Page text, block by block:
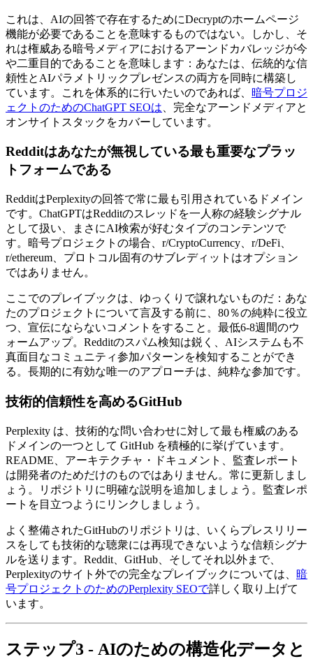
これは、AIの回答で存在するためにDecryptのホームページ
機能が必要であることを意味するものではない。しかし、そ
れは権威ある暗号メディアにおけるアーンドカバレッジが今
や二重目的であることを意味します：あなたは、伝統的な信
頼性とAIパラメトリックプレゼンスの両方を同時に構築し
ています。これを体系的に行いたいのであれば、 暗号プロジ
ェクトのためのChatGPT SEOは 、完全なアーンドメディアと
オンサイトスタックをカバーしています。
Redditはあなたが無視している最も重要なプラッ
トフォームである
RedditはPerplexityの回答で常に最も引用されているドメイン
です。ChatGPTはRedditのスレッドを一人称の経験シグナル
として扱い、まさにAI検索が好むタイプのコンテンツで
す。暗号プロジェクトの場合、r/CryptoCurrency、r/DeFi、
r/ethereum、プロトコル固有のサブレディットはオプション
ではありません。
ここでのプレイブックは、ゆっくりで譲れないものだ：あな
たのプロジェクトについて言及する前に、80％の純粋に役立
つ、宣伝にならないコメントをすること。最低6-8週間のウ
ォームアップ。Redditのスパム検知は鋭く、AIシステムも不
真面目なコミュニティ参加パターンを検知することができ
る。長期的に有効な唯一のアプローチは、純粋な参加です。
技術的信頼性を高めるGitHub
Perplexity は、技術的な問い合わせに対して最も権威のある
ドメインの一つとして GitHub を積極的に挙げています。
README、アーキテクチャ・ドキュメント、監査レポート
は開発者のためだけのものではありません。常に更新しまし
ょう。リポジトリに明確な説明を追加しましょう。監査レポ
ートを目立つようにリンクしましょう。
よく整備されたGitHubのリポジトリは、いくらプレスリリー
スをしても技術的な聴衆には再現できないような信頼シグナ
ルを送ります。Reddit、GitHub、そしてそれ以外まで、
Perplexityのサイト外での完全なプレイブックについては、 暗
号プロジェクトのためのPerplexity SEOで詳しく取り上げて
います。
ステップ3 - AIのための構造化データと